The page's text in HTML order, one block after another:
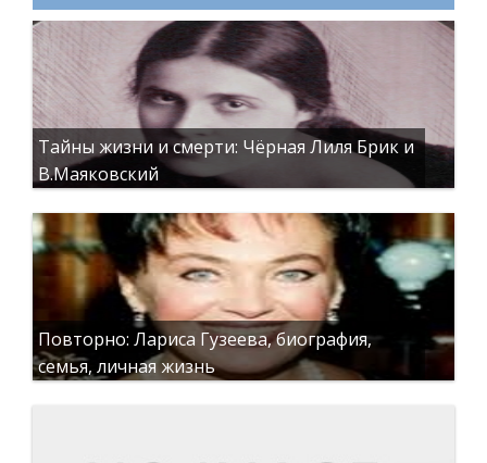
Тайны жизни и смерти: Чёрная Лиля Брик и
В.Маяковский
Повторно: Лариса Гузеева, биография,
семья, личная жизнь